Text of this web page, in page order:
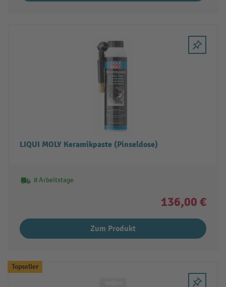
LIQUI MOLY Keramikpaste (Pinseldose)
8 Arbeitstage
136,00 €
Zum Produkt
Topseller